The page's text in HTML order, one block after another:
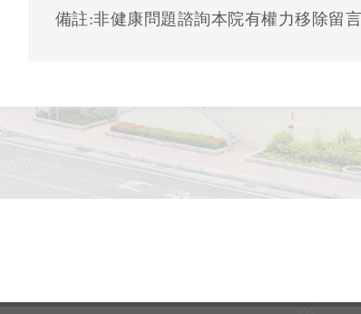
備註:非健康問題諮詢本院有權力移除留言